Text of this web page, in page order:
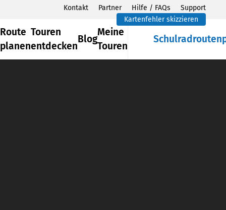
Kontakt Partner Hilfe / FAQs
Support
Kartenfehler skizzieren
Route
planen
Touren
entdecken
Blog
Meine
Touren